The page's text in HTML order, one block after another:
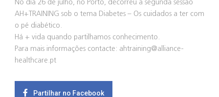
No dia 26 de julho, no Porto, decorreu a segunda sessão
AH+TRAINING sob o tema Diabetes – Os cuidados a ter com
o pé diabético.
Há + vida quando partilhamos conhecimento.
Para mais informações contacte: ahtraining@alliance-
healthcare.pt
Partilhar no Facebook